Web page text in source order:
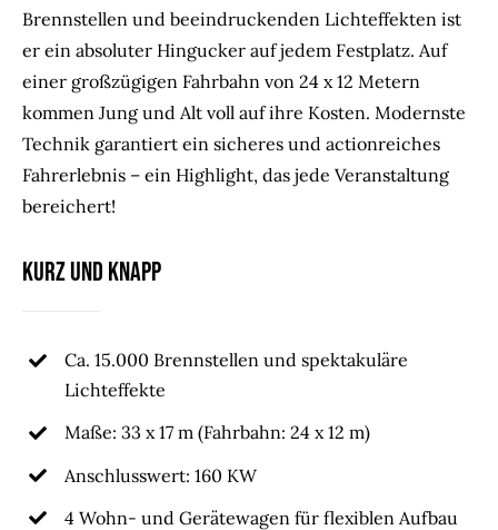
Brennstellen und beeindruckenden Lichteffekten ist
er ein absoluter Hingucker auf jedem Festplatz. Auf
einer großzügigen Fahrbahn von 24 x 12 Metern
kommen Jung und Alt voll auf ihre Kosten. Modernste
Technik garantiert ein sicheres und actionreiches
Fahrerlebnis – ein Highlight, das jede Veranstaltung
bereichert!
Kurz und Knapp
Ca. 15.000 Brennstellen und spektakuläre
Lichteffekte
Maße: 33 x 17 m (Fahrbahn: 24 x 12 m)
Anschlusswert: 160 KW
4 Wohn- und Gerätewagen für flexiblen Aufbau